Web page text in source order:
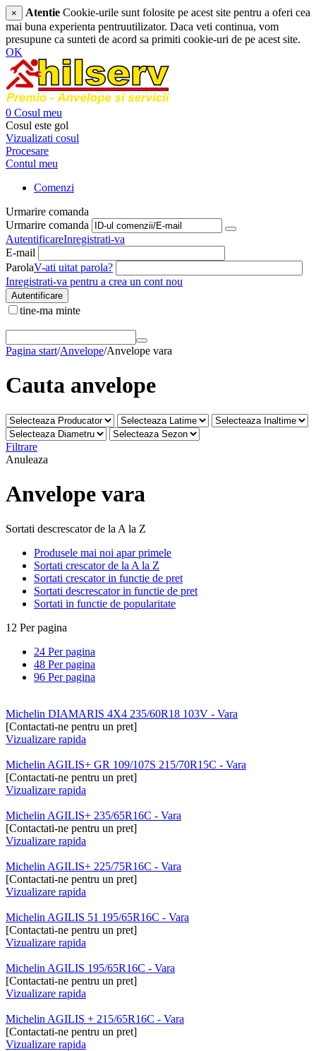
× Atentie Cookie-urile sunt folosite pe acest site pentru a oferi cea
mai buna experienta pentruutilizator. Daca veti continua, vom
presupune ca sunteti de acord sa primiti cookie-uri de pe acest site.
OK
0 Cosul meu
Cosul este gol
Vizualizati cosul
Procesare
Contul meu
Comenzi
Urmarire comanda
Urmarire comanda
AutentificareInregistrati-va
E-mail
ParolaV-ati uitat parola?
Inregistrati-va pentru a crea un cont nou
Autentificare
tine-ma minte
Pagina start/Anvelope/Anvelope vara
Cauta anvelope
Filtrare
Anuleaza
Anvelope vara
Sortati descrescator de la A la Z
Produsele mai noi apar primele
Sortati crescator de la A la Z
Sortati crescator in functie de pret
Sortati descrescator in functie de pret
Sortati in functie de popularitate
12 Per pagina
24 Per pagina
48 Per pagina
96 Per pagina
Michelin DIAMARIS 4X4 235/60R18 103V - Vara
[Contactati-ne pentru un pret]
Vizualizare rapida
Michelin AGILIS+ GR 109/107S 215/70R15C - Vara
[Contactati-ne pentru un pret]
Vizualizare rapida
Michelin AGILIS+ 235/65R16C - Vara
[Contactati-ne pentru un pret]
Vizualizare rapida
Michelin AGILIS+ 225/75R16C - Vara
[Contactati-ne pentru un pret]
Vizualizare rapida
Michelin AGILIS 51 195/65R16C - Vara
[Contactati-ne pentru un pret]
Vizualizare rapida
Michelin AGILIS 195/65R16C - Vara
[Contactati-ne pentru un pret]
Vizualizare rapida
Michelin AGILIS + 215/65R16C - Vara
[Contactati-ne pentru un pret]
Vizualizare rapida